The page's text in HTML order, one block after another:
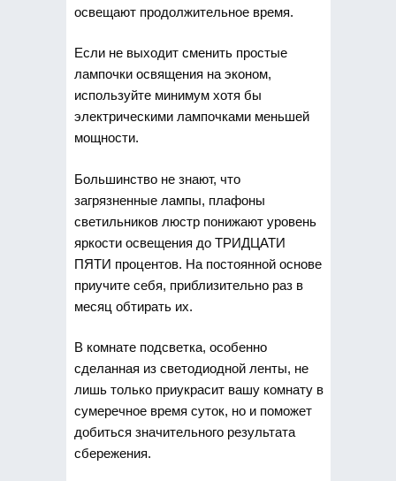
освещают продолжительное время.
Если не выходит сменить простые
лампочки освящения на эконом,
используйте минимум хотя бы
электрическими лампочками меньшей
мощности.
Большинство не знают, что
загрязненные лампы, плафоны
светильников люстр понижают уровень
яркости освещения до ТРИДЦАТИ
ПЯТИ процентов. На постоянной основе
приучите себя, приблизительно раз в
месяц обтирать их.
В комнате подсветка, особенно
сделанная из светодиодной ленты, не
лишь только приукрасит вашу комнату в
сумеречное время суток, но и поможет
добиться значительного результата
сбережения.